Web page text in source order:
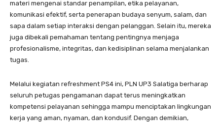
materi mengenai standar penampilan, etika pelayanan,
komunikasi efektif, serta penerapan budaya senyum, salam, dan
sapa dalam setiap interaksi dengan pelanggan. Selain itu, mereka
juga dibekali pemahaman tentang pentingnya menjaga
profesionalisme, integritas, dan kedisiplinan selama menjalankan
tugas.
Melalui kegiatan refreshment PS4 ini, PLN UP3 Salatiga berharap
seluruh petugas pengamanan dapat terus meningkatkan
kompetensi pelayanan sehingga mampu menciptakan lingkungan
kerja yang aman, nyaman, dan kondusif. Dengan demikian,